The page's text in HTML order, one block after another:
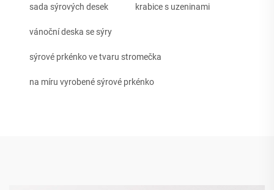
sada sýrových desek krabice s uzeninami
vánoční deska se sýry
sýrové prkénko ve tvaru stromečka
na míru vyrobené sýrové prkénko